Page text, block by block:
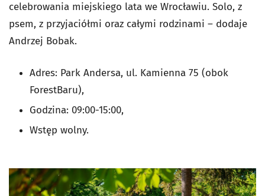
celebrowania miejskiego lata we Wrocławiu. Solo, z
psem, z przyjaciółmi oraz całymi rodzinami – dodaje
Andrzej Bobak.
Adres: Park Andersa, ul. Kamienna 75 (obok
ForestBaru),
Godzina: 09:00-15:00,
Wstęp wolny.